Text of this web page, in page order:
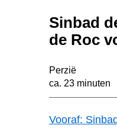
Sinbad
de Roc
Perzië
ca. 23 minuten
Vooraf: